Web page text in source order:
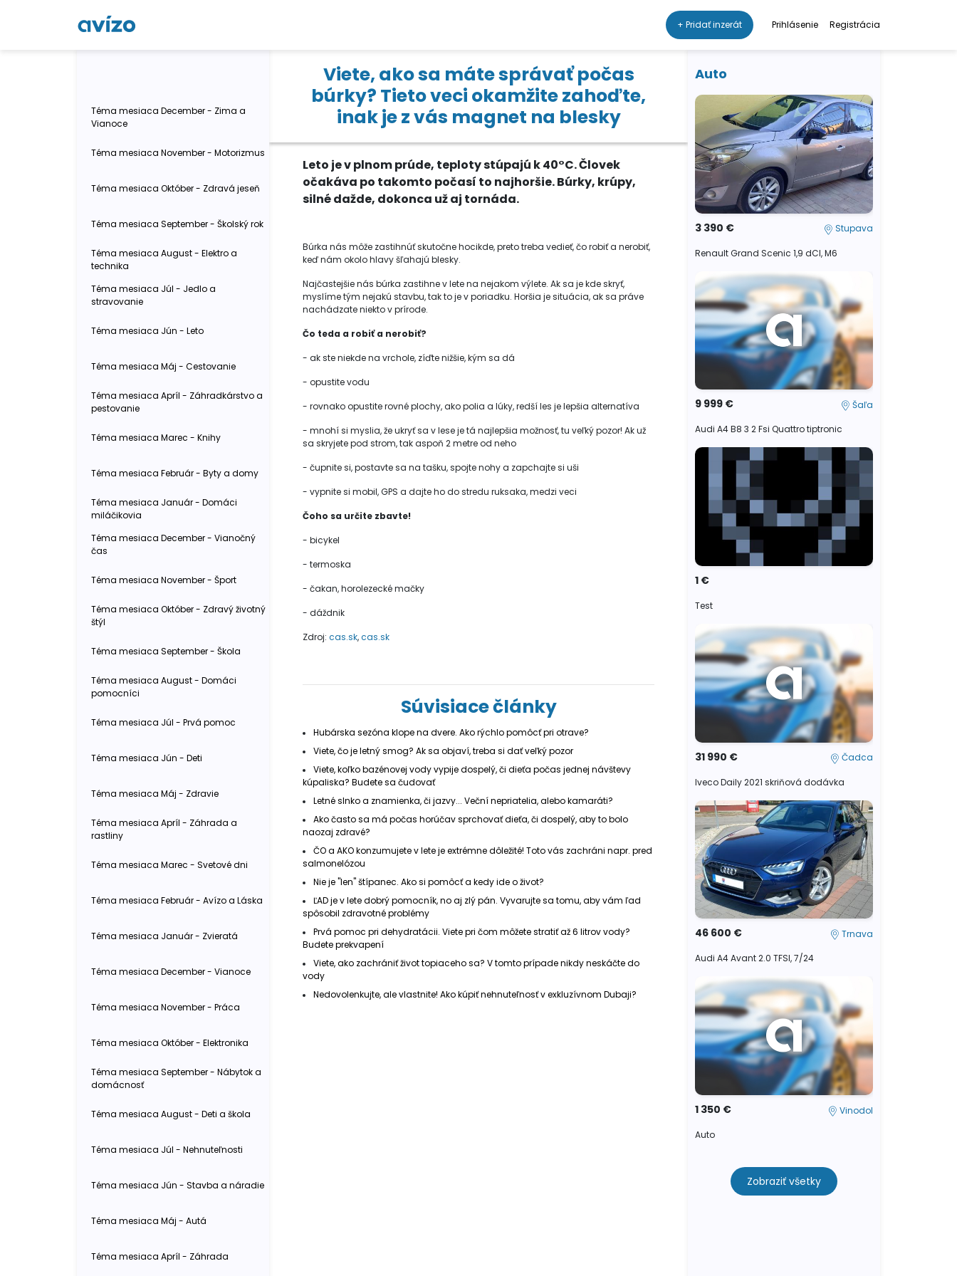
+ Pridať inzerát Prihlásenie Registrácia
Téma mesiaca December - Zima a
Vianoce
Téma mesiaca November - Motorizmus
Téma mesiaca Október - Zdravá jeseň
Téma mesiaca September - Školský rok
Téma mesiaca August - Elektro a
technika
Téma mesiaca Júl - Jedlo a
stravovanie
Téma mesiaca Jún - Leto
Téma mesiaca Máj - Cestovanie
Téma mesiaca Apríl - Záhradkárstvo a
pestovanie
Téma mesiaca Marec - Knihy
Téma mesiaca Február - Byty a domy
Téma mesiaca Január - Domáci
miláčikovia
Téma mesiaca December - Vianočný
čas
Téma mesiaca November - Šport
Téma mesiaca Október - Zdravý životný
štýl
Téma mesiaca September - Škola
Téma mesiaca August - Domáci
pomocníci
Téma mesiaca Júl - Prvá pomoc
Téma mesiaca Jún - Deti
Téma mesiaca Máj - Zdravie
Téma mesiaca Apríl - Záhrada a
rastliny
Téma mesiaca Marec - Svetové dni
Téma mesiaca Február - Avízo a Láska
Téma mesiaca Január - Zvieratá
Téma mesiaca December - Vianoce
Téma mesiaca November - Práca
Téma mesiaca Október - Elektronika
Téma mesiaca September - Nábytok a
domácnosť
Téma mesiaca August - Deti a škola
Téma mesiaca Júl - Nehnuteľnosti
Téma mesiaca Jún - Stavba a náradie
Téma mesiaca Máj - Autá
Téma mesiaca Apríl - Záhrada
Viete, ako sa máte správať počas
búrky? Tieto veci okamžite zahoďte,
inak je z vás magnet na blesky
Leto je v plnom prúde, teploty stúpajú k 40°C. Človek
očakáva po takomto počasí to najhoršie. Búrky, krúpy,
silné dažde, dokonca už aj tornáda.
Búrka nás môže zastihnúť skutočne hocikde, preto treba vedieť, čo robiť a nerobiť,
keď nám okolo hlavy šľahajú blesky.
Najčastejšie nás búrka zastihne v lete na nejakom výlete. Ak sa je kde skryť,
myslíme tým nejakú stavbu, tak to je v poriadku. Horšia je situácia, ak sa práve
nachádzate niekto v prírode.
Čo teda a robiť a nerobiť?
- ak ste niekde na vrchole, zíďte nižšie, kým sa dá
- opustite vodu
- rovnako opustite rovné plochy, ako polia a lúky, redší les je lepšia alternatíva
- mnohí si myslia, že ukryť sa v lese je tá najlepšia možnosť, tu veľký pozor! Ak už
sa skryjete pod strom, tak aspoň 2 metre od neho
- čupnite si, postavte sa na tašku, spojte nohy a zapchajte si uši
- vypnite si mobil, GPS a dajte ho do stredu ruksaka, medzi veci
Čoho sa určite zbavte!
- bicykel
- termoska
- čakan, horolezecké mačky
- dáždnik
Zdroj: cas.sk,cas.sk
Súvisiace články
Hubárska sezóna klope na dvere. Ako rýchlo pomôcť pri otrave?
Viete, čo je letný smog? Ak sa objaví, treba si dať veľký pozor
Viete, koľko bazénovej vody vypije dospelý, či dieťa počas jednej návštevy
kúpaliska? Budete sa čudovať
Letné slnko a znamienka, či jazvy... Veční nepriatelia, alebo kamaráti?
Ako často sa má počas horúčav sprchovať dieťa, či dospelý, aby to bolo
naozaj zdravé?
ČO a AKO konzumujete v lete je extrémne dôležité! Toto vás zachráni napr. pred
salmonelózou
Nie je "len" štípanec. Ako si pomôcť a kedy ide o život?
ĽAD je v lete dobrý pomocník, no aj zlý pán. Vyvarujte sa tomu, aby vám ľad
spôsobil zdravotné problémy
Prvá pomoc pri dehydratácii. Viete pri čom môžete stratiť až 6 litrov vody?
Budete prekvapení
Viete, ako zachrániť život topiaceho sa? V tomto prípade nikdy neskáčte do
vody
Nedovolenkujte, ale vlastnite! Ako kúpiť nehnuteľnosť v exkluzívnom Dubaji?
Auto
3 390 € Stupava
Renault Grand Scenic 1,9 dCI, M6
9 999 € Šaľa
Audi A4 B8 3 2 Fsi Quattro tiptronic
1 €
Test
31 990 € Čadca
Iveco Daily 2021 skriňová dodávka
46 600 € Trnava
Audi A4 Avant 2.0 TFSI, 7/24
1 350 € Vinodol
Auto
Zobraziť všetky